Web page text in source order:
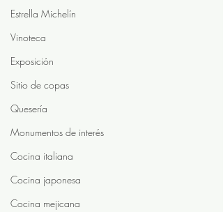
Estrella Michelín
Vinoteca
Exposición
Sitio de copas
Quesería
Monumentos de interés
Cocina italiana
Cocina japonesa
Cocina mejicana